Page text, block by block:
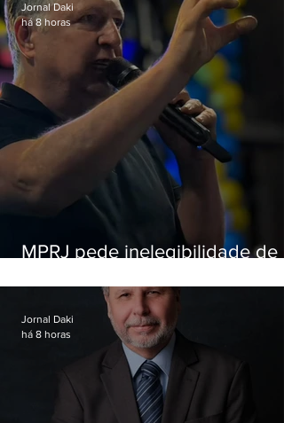
MPRJ pede inelegibilidade de
Jornal Daki
há 8 horas
Jornal Daki
há 8 horas